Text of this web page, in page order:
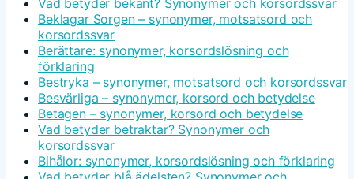
Beklagar Sorgen – synonymer, motsatsord och
korsordssvar
Berättare: synonymer, korsordslösning och
förklaring
Bestryka – synonymer, motsatsord och korsordssvar
Besvärliga – synonymer, korsord och betydelse
Betagen – synonymer, korsord och betydelse
Vad betyder betraktar? Synonymer och
korsordssvar
Bihålor: synonymer, korsordslösning och förklaring